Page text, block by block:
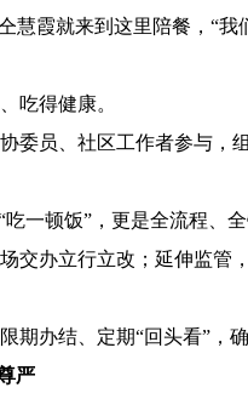
慧霞就来到这里陪餐，“我
吃得健康。
委员、社区工作者参与，
一顿饭”，更是全流程、全
交办立行立改；延伸监管
办结、定期“回头看”，
严